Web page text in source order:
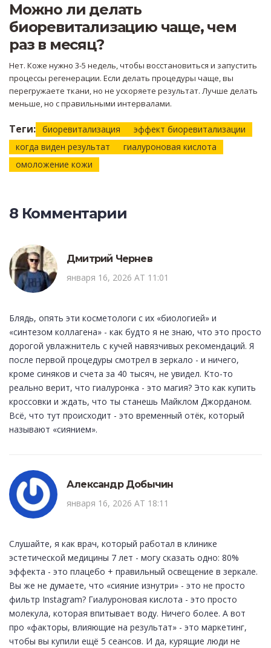
Можно ли делать
биоревитализацию чаще, чем
раз в месяц?
Нет. Коже нужно 3-5 недель, чтобы восстановиться и запустить
процессы регенерации. Если делать процедуры чаще, вы
перегружаете ткани, но не ускоряете результат. Лучше делать
меньше, но с правильными интервалами.
Теги: биоревитализация
эффект биоревитализации
когда виден результат
гиалуроновая кислота
омоложение кожи
8 Комментарии
Дмитрий Чернев
января 16, 2026 AT 11:01
Блядь, опять эти косметологи с их «биологией» и
«синтезом коллагена» - как будто я не знаю, что это просто
дорогой увлажнитель с кучей навязчивых рекомендаций. Я
после первой процедуры смотрел в зеркало - и ничего,
кроме синяков и счета за 40 тысяч, не увидел. Кто-то
реально верит, что гиалуронка - это магия? Это как купить
кроссовки и ждать, что ты станешь Майклом Джорданом.
Всё, что тут происходит - это временный отёк, который
называют «сиянием».
Александр Добычин
января 16, 2026 AT 18:11
Слушайте, я как врач, который работал в клинике
эстетической медицины 7 лет - могу сказать одно: 80%
эффекта - это плацебо + правильный освещение в зеркале.
Вы же не думаете, что «сияние изнутри» - это не просто
фильтр Instagram? Гиалуроновая кислота - это просто
молекула, которая впитывает воду. Ничего более. А вот
про «факторы, влияющие на результат» - это маркетинг,
чтобы вы купили ещё 5 сеансов. И да, курящие люди не